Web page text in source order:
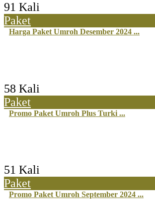
91 Kali
Paket
Harga Paket Umroh Desember 2024 ...
58 Kali
Paket
Promo Paket Umroh Plus Turki ...
51 Kali
Paket
Promo Paket Umroh September 2024 ...